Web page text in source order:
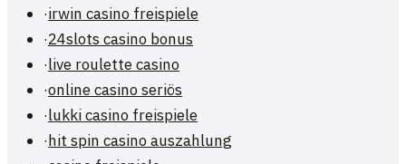
·irwin casino freispiele
·24slots casino bonus
·live roulette casino
·online casino seriös
·lukki casino freispiele
·hit spin casino auszahlung